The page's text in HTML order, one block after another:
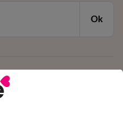
Ok